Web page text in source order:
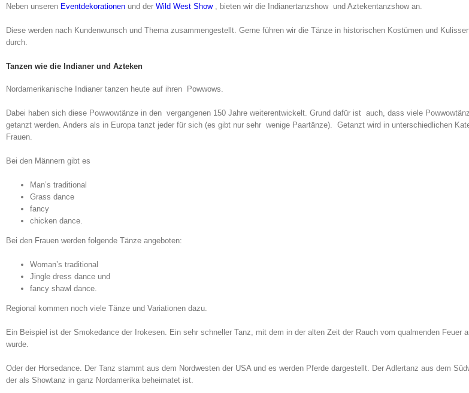
Neben unseren Eventdekorationen und der Wild West Show , bieten wir die Indianertanzshow und Aztekentanzshow an.
Diese werden nach Kundenwunsch und Thema zusammengestellt. Gerne führen wir die Tänze in historischen Kostümen und
durch.
Tanzen wie die Indianer und Azteken
Nordamerikanische Indianer tanzen heute auf ihren Powwows.
Dabei haben sich diese Powwowtänze in den vergangenen 150 Jahre weiterentwickelt. Grund dafür ist auch, dass viele
getanzt werden. Anders als in Europa tanzt jeder für sich (es gibt nur sehr wenige Paartänze). Getanzt wird in unterschiedlichen
Frauen.
Bei den Männern gibt es
Man’s traditional
Grass dance
fancy
chicken dance.
Bei den Frauen werden folgende Tänze angeboten:
Woman’s traditional
Jingle dress dance und
fancy shawl dance.
Regional kommen noch viele Tänze und Variationen dazu.
Ein Beispiel ist der Smokedance der Irokesen. Ein sehr schneller Tanz, mit dem in der alten Zeit der Rauch vom qualmenden Feuer
wurde.
Oder der Horsedance. Der Tanz stammt aus dem Nordwesten der USA und es werden Pferde dargestellt. Der Adlertanz aus dem
der als Showtanz in ganz Nordamerika beheimatet ist.